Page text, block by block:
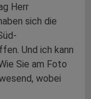
Herr
sich die
Und ich kann
Sie am Foto
wobei